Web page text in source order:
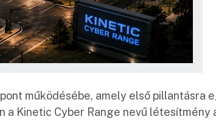
működésébe, amely első pillantásra
a Kinetic Cyber Range nevű létesítmény